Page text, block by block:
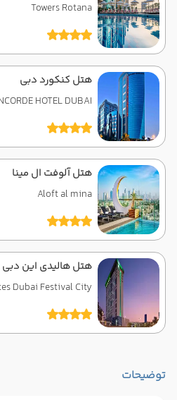
Towers Rotana
هتل کنکورد دبی
HOTEL DUBAI
هتل آلوفت ال مینا
Aloft al mina
هتل هالیدی این
Dubai Festival City
توضیحات